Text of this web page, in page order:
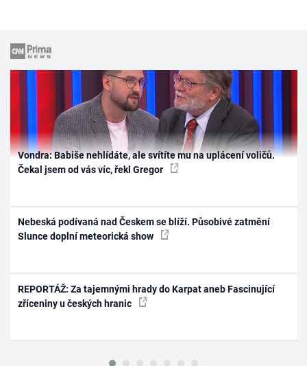
Vondra: Babiše nehlídáte, ale svítíte mu na uplácení voličů.
Čekal jsem od vás víc, řekl Gregor
Nebeská podívaná nad Českem se blíží. Působivé zatmění
Slunce doplní meteorická show
REPORTÁŽ: Za tajemnými hrady do Karpat aneb Fascinující
zříceniny u českých hranic